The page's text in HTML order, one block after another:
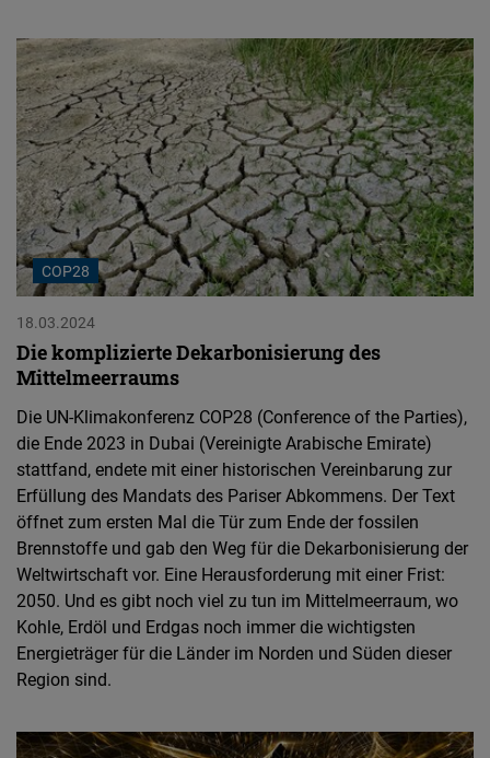
COP28
18.03.2024
Die komplizierte Dekarbonisierung des
Mittelmeerraums
Die UN-Klimakonferenz COP28 (Conference of the Parties),
die Ende 2023 in Dubai (Vereinigte Arabische Emirate)
stattfand, endete mit einer historischen Vereinbarung zur
Erfüllung des Mandats des Pariser Abkommens. Der Text
öffnet zum ersten Mal die Tür zum Ende der fossilen
Brennstoffe und gab den Weg für die Dekarbonisierung der
Weltwirtschaft vor. Eine Herausforderung mit einer Frist:
2050. Und es gibt noch viel zu tun im Mittelmeerraum, wo
Kohle, Erdöl und Erdgas noch immer die wichtigsten
Energieträger für die Länder im Norden und Süden dieser
Region sind.